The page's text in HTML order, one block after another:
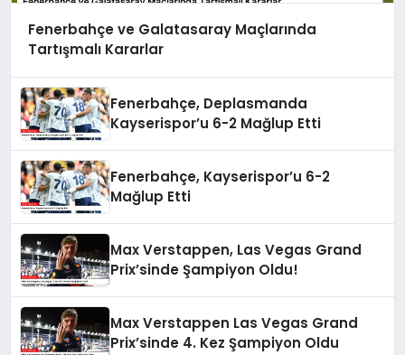
Fenerbahçe ve Galatasaray Maçlarında
Tartışmalı Kararlar
Fenerbahçe, Deplasmanda
Kayserispor’u 6-2 Mağlup Etti
Fenerbahçe, Kayserispor’u 6-2
Mağlup Etti
Max Verstappen, Las Vegas Grand
Prix’sinde Şampiyon Oldu!
Max Verstappen Las Vegas Grand
Prix’sinde 4. Kez Şampiyon Oldu